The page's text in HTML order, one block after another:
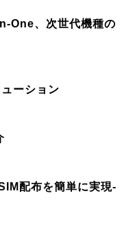
One、次世代機種の
ーション
配布を簡単に実現-